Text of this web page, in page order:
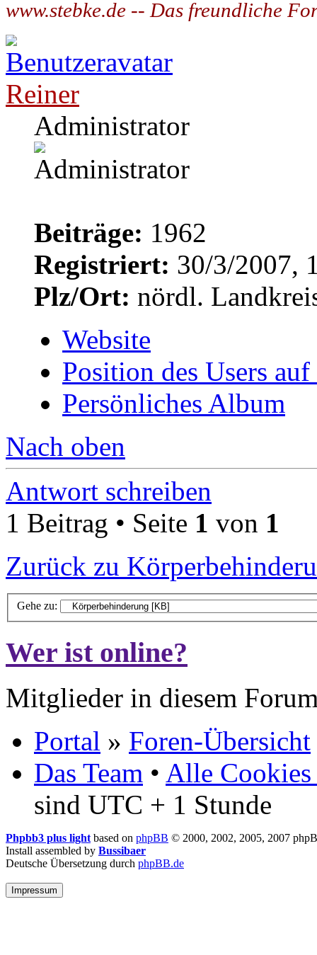
www.stebke.de -- Das freundliche
Reiner
Administrator
Beiträge: 1962
Registriert: 30/3/2007,
Plz/Ort: nördl.
Website
Position des Users
Persönliches Album
Nach oben
Antwort schreiben
1 Beitrag • Seite 1 von 1
Zurück zu
Gehe zu:
Wer ist online?
Mitglieder in diesem
Portal » Foren-Übersicht
Das Team • Alle Cookies
sind UTC + 1 Stunde
Phpbb3 plus light based on phpBB © 2000, 2002, 2005, 2007
Install assembled by Bussibaer
Deutsche Übersetzung durch phpBB.de